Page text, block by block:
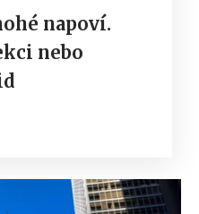
napoví.
nebo